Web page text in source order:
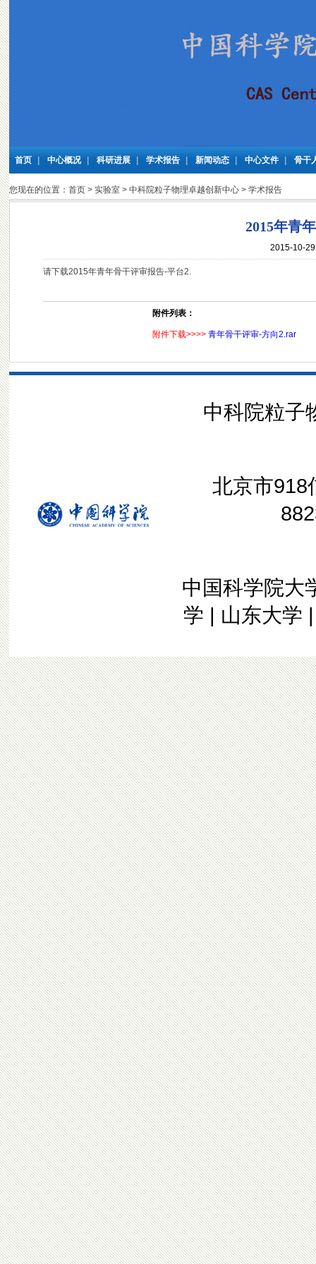
首页 中心概况 科研进展 学术报告 新闻动态 中心文件 骨干
您现在的位置： 首页> 实验室> 中科院粒子物理卓越创新中心> 学术报告
2015年青
2015-10-
请下载2015年青年骨干评审报告-平台2.
附件列表：
附件下载>>>> 青年骨干评审-方向2.rar
中科院粒子
北京市918
中国科学院大
学 | 山东大学